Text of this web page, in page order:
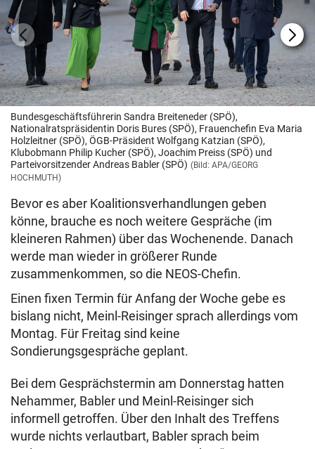
Bundesgeschäftsführerin Sandra Breiteneder (SPÖ),
Nationalratspräsidentin Doris Bures (SPÖ), Frauenchefin Eva Maria
Holzleitner (SPÖ), ÖGB-Präsident Wolfgang Katzian (SPÖ),
Klubobmann Philip Kucher (SPÖ), Joachim Preiss (SPÖ) und
Parteivorsitzender Andreas Babler (SPÖ) (Bild: APA/GEORG
HOCHMUTH)
Bevor es aber Koalitionsverhandlungen geben
könne, brauche es noch weitere Gespräche (im
kleineren Rahmen) über das Wochenende. Danach
werde man wieder in größerer Runde
zusammenkommen, so die NEOS-Chefin.
Einen fixen Termin für Anfang der Woche gebe es
bislang nicht, Meinl-Reisinger sprach allerdings vom
Montag. Für Freitag sind keine
Sondierungsgespräche geplant.
Bei dem Gesprächstermin am Donnerstag hatten
Nehammer, Babler und Meinl-Reisinger sich
informell getroffen. Über den Inhalt des Treffens
wurde nichts verlautbart, Babler sprach beim